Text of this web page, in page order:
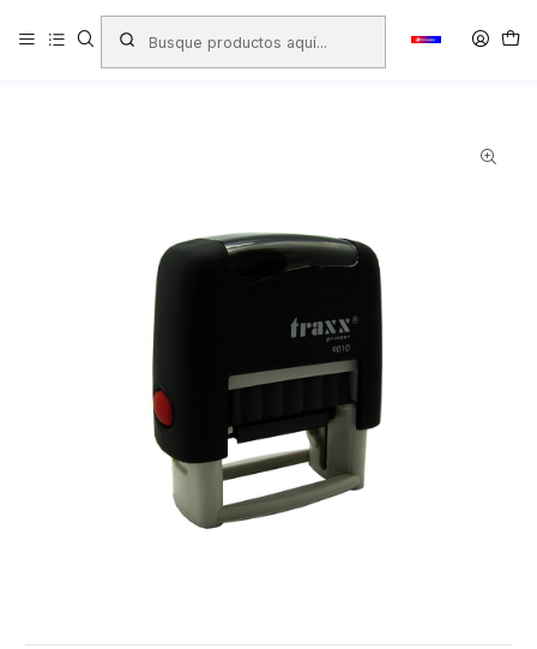
Productos TIMBRES - TAMPONES - TINTAS
Timbres Personalizados Automaticos
Timbres Automáticos TRAXX - COLOP